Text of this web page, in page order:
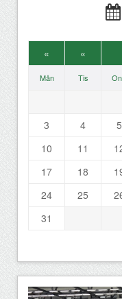
« «
Mån Tis
3
4 5
10
11
17
18
24
25
31